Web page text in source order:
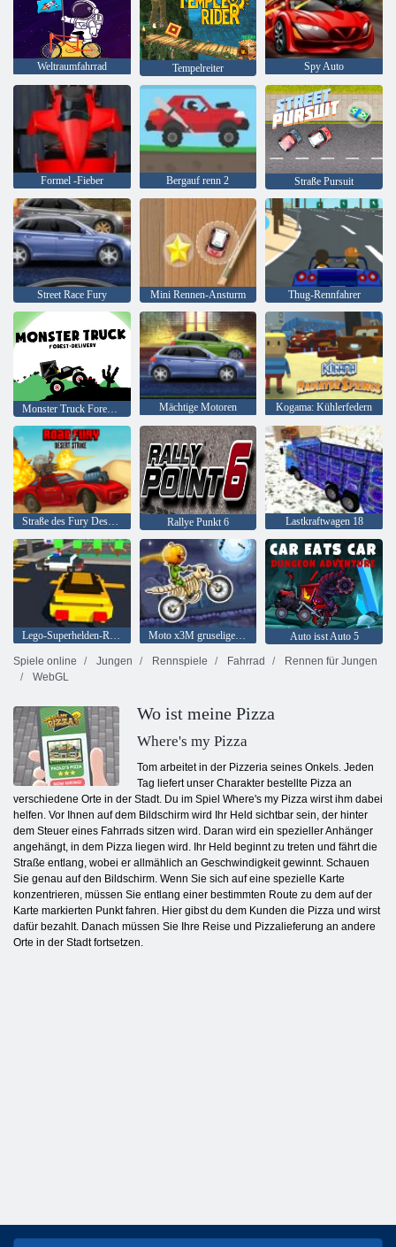
Weltraumfahrrad Tempelreiter Spy Auto
Formel -Fieber Bergauf renn 2 Straße Pursuit
Street Race Fury Mini Rennen-Ansturm Thug-Rennfahrer
Mächtige Motoren Kogama: Kühlerfedern
Straße des Fury Desert Strike Rallye Punkt 6 Lastkraftwagen 18
Lego-Superhelden-Rennen Moto x3M gruseliges Land
Auto isst Auto 5
Spiele online
Jungen Rennspiele Fahrrad
Rennen für Jungen
WebGL
Wo ist meine Pizza
Where's my Pizza
Tom arbeitet in der Pizzeria seines Onkels. Jeden
Tag liefert unser Charakter bestellte Pizza an
verschiedene Orte in der Stadt. Du im Spiel Where's my Pizza wirst ihm dabei
helfen. Vor Ihnen auf dem Bildschirm wird Ihr Held sichtbar sein, der hinter
dem Steuer eines Fahrrads sitzen wird. Daran wird ein spezieller Anhänger
angehängt, in dem Pizza liegen wird. Ihr Held beginnt zu treten und fährt die
Straße entlang, wobei er allmählich an Geschwindigkeit gewinnt. Schauen
Sie genau auf den Bildschirm. Wenn Sie sich auf eine spezielle Karte
konzentrieren, müssen Sie entlang einer bestimmten Route zu dem auf der
Karte markierten Punkt fahren. Hier gibst du dem Kunden die Pizza und wirst
dafür bezahlt. Danach müssen Sie Ihre Reise und Pizzalieferung an andere
Orte in der Stadt fortsetzen.